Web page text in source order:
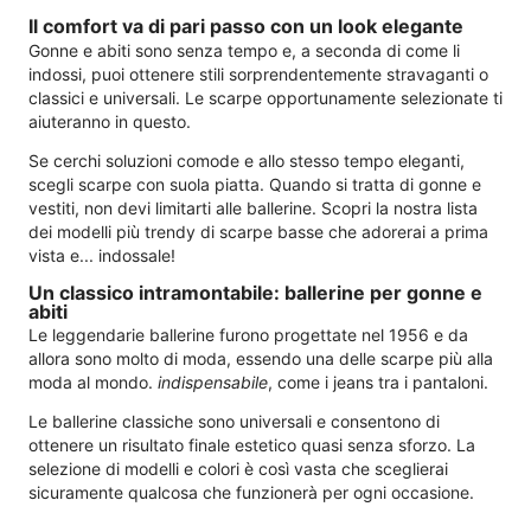
Il comfort va di pari passo con un look elegante
Gonne e abiti sono senza tempo e, a seconda di come li
indossi, puoi ottenere stili sorprendentemente stravaganti o
classici e universali. Le scarpe opportunamente selezionate ti
aiuteranno in questo.
Se cerchi soluzioni comode e allo stesso tempo eleganti,
scegli scarpe con suola piatta. Quando si tratta di gonne e
vestiti, non devi limitarti alle ballerine. Scopri la nostra lista
dei modelli più trendy di scarpe basse che adorerai a prima
vista e... indossale!
Un classico intramontabile: ballerine per gonne e
abiti
Le leggendarie ballerine furono progettate nel 1956 e da
allora sono molto di moda, essendo una delle scarpe più alla
moda al mondo. indispensabile, come i jeans tra i pantaloni.
Le ballerine classiche sono universali e consentono di
ottenere un risultato finale estetico quasi senza sforzo. La
selezione di modelli e colori è così vasta che sceglierai
sicuramente qualcosa che funzionerà per ogni occasione.